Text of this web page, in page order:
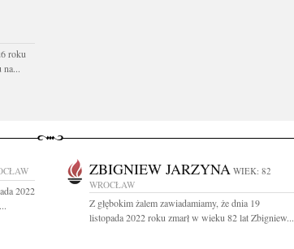
roku
na...
2022
ZBIGNIEW JARZYNA WIEK: 82
WROCŁAW
Z głębokim żalem zawiadamiamy, że dnia 19
listopada 2022 roku zmarł w wieku 82 lat Zbigniew...